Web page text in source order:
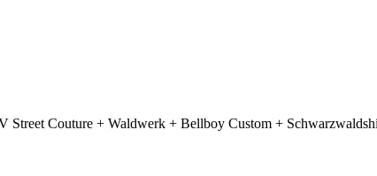
Couture + Waldwerk + Bellboy Custom +